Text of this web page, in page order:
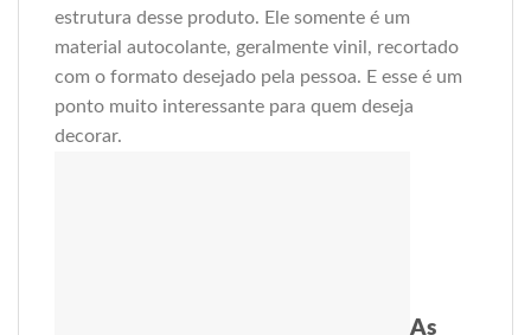
estrutura desse produto. Ele somente é um
material autocolante, geralmente vinil, recortado
com o formato desejado pela pessoa. E esse é um
ponto muito interessante para quem deseja
decorar.
As